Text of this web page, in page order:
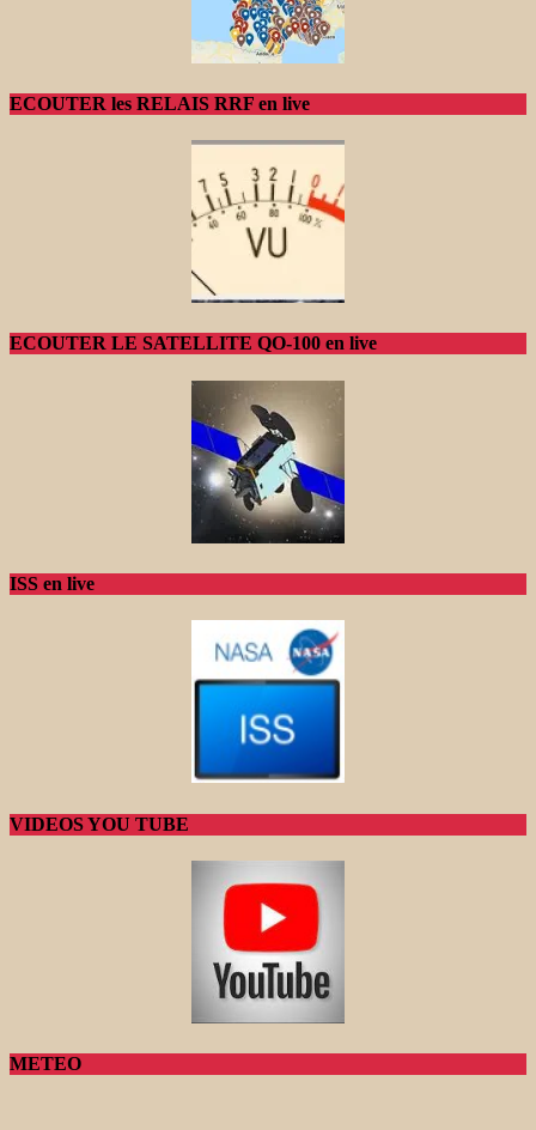
ECOUTER les RELAIS RRF en live
ECOUTER LE SATELLITE QO-100 en live
ISS en live
VIDEOS YOU TUBE
METEO